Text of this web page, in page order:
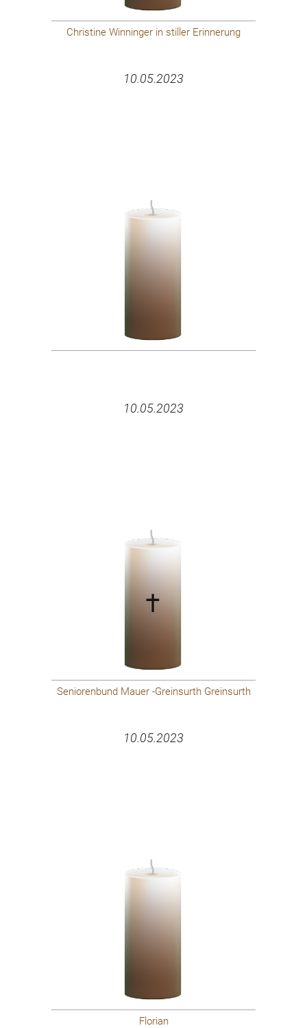
Christine Winninger in stiller Erinnerung
10.05.2023
10.05.2023
Seniorenbund Mauer -Greinsurth Greinsurth
10.05.2023
Florian